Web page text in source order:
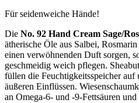
Für seidenweiche Hände!
Die No. 92 Hand Cream Sage/
ätherische Öle aus Salbei,
einen verwöhnenden Duft sorgen,
geschmeidig weich pflegen.
füllen die Feuchtigkeitsspeicher auf
äußeren Einflüssen.
an Omega-6- und -9-Fettsäuren